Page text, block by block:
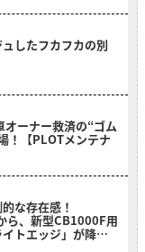
したフカフカの別
ーナー救済の“ゴム
！【PLOTメンテナ
な存在感！
、新型CB1000F用
トエッジ」が降